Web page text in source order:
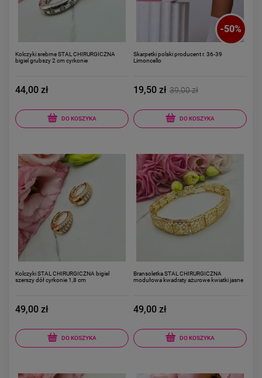
Kolczyki srebrne STAL CHIRURGICZNA
bigiel grubszy 2 cm cyrkonie
44,00 zł
DO KOSZYKA
-50%
Skarpetki polski producent r. 36-39
Limoncello
19,50 zł 39,00 zł
DO KOSZYKA
Kolczyki STAL CHIRURGICZNA bigiel
szerszy dół cyrkonie 1,8 cm
49,00 zł
DO KOSZYKA
Bransoletka STAL CHIRURGICZNA
modułowa kwadraty ażurowe kwiatki jasne
49,00 zł
DO KOSZYKA